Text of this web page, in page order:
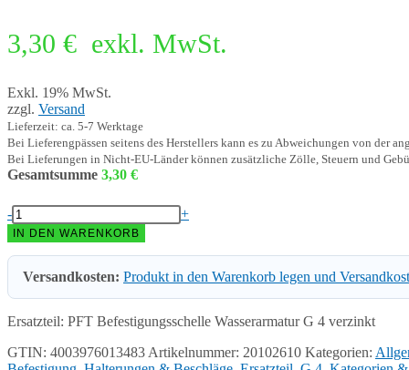
3,30 € exkl. MwSt.
Exkl. 19% MwSt.
zzgl. Versand
Lieferzeit: ca. 5-7 Werktage
Bei Lieferengpässen seitens des Herstellers kann es zu Abweichungen von der
Bei Lieferungen in Nicht-EU-Länder können zusätzliche Zölle, Steuern und
Gesamtsumme 3,30 €
PFT
Befestigungsschelle
Wasserarmatur
G
verzinkt
Menge
- +
IN DEN WARENKORB
Versandkosten: Produkt in den Warenkorb legen und
Ersatzteil: PFT Befestigungsschelle Wasserarmatur G 4 verzinkt
GTIN: 4003976013483 Artikelnummer: 20102610 Kategorien: